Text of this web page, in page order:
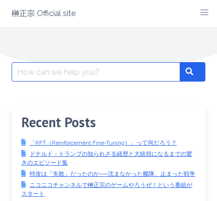
榊正宗 Official site
Search
for:
Search
Recent Posts
「RFT（Reinforcement Fine-Tuning）」って何だろう？
ドナルド・トランプの知られざる経歴と大統領になるまでの驚
きのエピソード集
特攻は「失敗」だったのか──沈まなかった艦隊、止まった戦争
ニコニコチャンネルで榊正宗のゲームやろうぜ！という番組が
スタート